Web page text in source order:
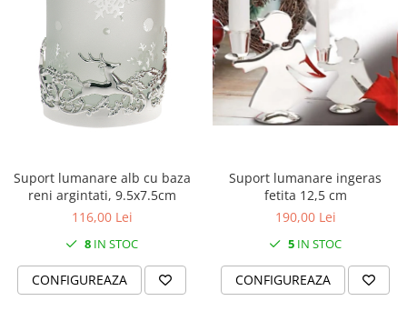
Suport lumanare alb cu baza
reni argintati, 9.5x7.5cm
116,00 Lei
8 IN STOC
CONFIGUREAZA
Suport lumanare ingeras
fetita 12,5 cm
190,00 Lei
5 IN STOC
CONFIGUREAZA